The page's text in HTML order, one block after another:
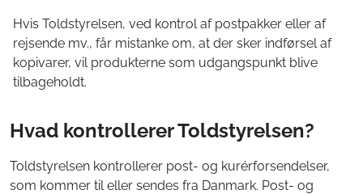
Hvis Toldstyrelsen, ved kontrol af postpakker eller af
rejsende mv., får mistanke om, at der sker indførsel af
kopivarer, vil produkterne som udgangspunkt blive
tilbageholdt.
Hvad kontrollerer Toldstyrelsen?
Toldstyrelsen kontrollerer post- og kurérforsendelser,
som kommer til eller sendes fra Danmark. Post- og